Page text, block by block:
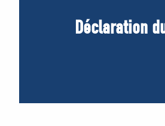
Vos députés
Déclaration